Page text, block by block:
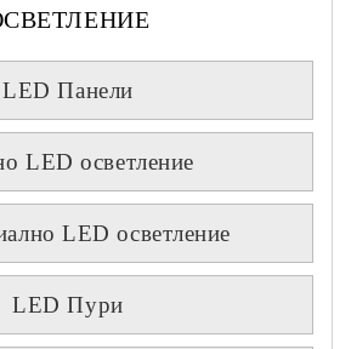
LED Панели
LED осветление
LED осветление
LED Пури